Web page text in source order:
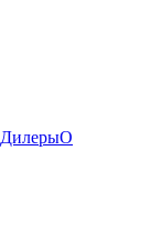
ДилерыО